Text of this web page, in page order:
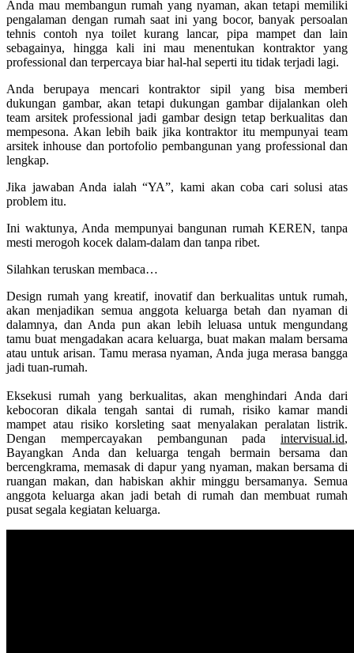
Anda mau membangun rumah yang nyaman, akan tetapi memiliki
pengalaman dengan rumah saat ini yang bocor, banyak persoalan
tehnis contoh nya toilet kurang lancar, pipa mampet dan lain
sebagainya, hingga kali ini mau menentukan kontraktor yang
professional dan terpercaya biar hal-hal seperti itu tidak terjadi lagi.
Anda berupaya mencari kontraktor sipil yang bisa memberi
dukungan gambar, akan tetapi dukungan gambar dijalankan oleh
team arsitek professional jadi gambar design tetap berkualitas dan
mempesona. Akan lebih baik jika kontraktor itu mempunyai team
arsitek inhouse dan portofolio pembangunan yang professional dan
lengkap.
Jika jawaban Anda ialah “YA”, kami akan coba cari solusi atas
problem itu.
Ini waktunya, Anda mempunyai bangunan rumah KEREN, tanpa
mesti merogoh kocek dalam-dalam dan tanpa ribet.
Silahkan teruskan membaca…
Design rumah yang kreatif, inovatif dan berkualitas untuk rumah,
akan menjadikan semua anggota keluarga betah dan nyaman di
dalamnya, dan Anda pun akan lebih leluasa untuk mengundang
tamu buat mengadakan acara keluarga, buat makan malam bersama
atau untuk arisan. Tamu merasa nyaman, Anda juga merasa bangga
jadi tuan-rumah.
Eksekusi rumah yang berkualitas, akan menghindari Anda dari
kebocoran dikala tengah santai di rumah, risiko kamar mandi
mampet atau risiko korsleting saat menyalakan peralatan listrik.
Dengan mempercayakan pembangunan pada intervisual.id,
Bayangkan Anda dan keluarga tengah bermain bersama dan
bercengkrama, memasak di dapur yang nyaman, makan bersama di
ruangan makan, dan habiskan akhir minggu bersamanya. Semua
anggota keluarga akan jadi betah di rumah dan membuat rumah
pusat segala kegiatan keluarga.